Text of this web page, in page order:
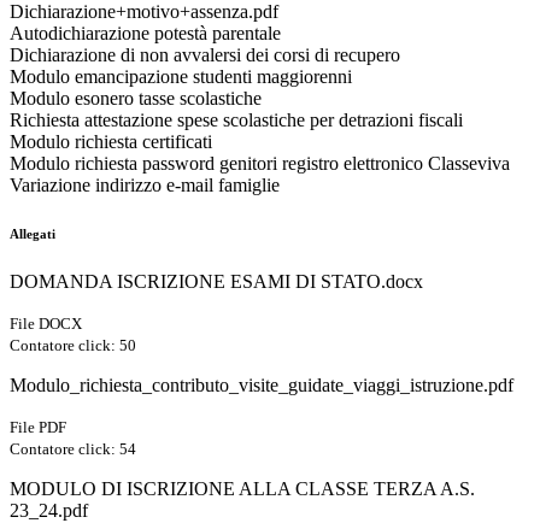
Dichiarazione+motivo+assenza.pdf
Autodichiarazione potestà parentale
Dichiarazione di non avvalersi dei corsi di recupero
Modulo emancipazione studenti maggiorenni
Modulo esonero tasse scolastiche
Richiesta attestazione spese scolastiche per detrazioni fiscali
Modulo richiesta certificati
Modulo richiesta password genitori registro elettronico Classeviva
Variazione indirizzo e-mail famiglie
Allegati
DOMANDA ISCRIZIONE ESAMI DI STATO.docx
File DOCX
Contatore click: 50
Modulo_richiesta_contributo_visite_guidate_viaggi_istruzione.pdf
File PDF
Contatore click: 54
MODULO DI ISCRIZIONE ALLA CLASSE TERZA A.S.
23_24.pdf